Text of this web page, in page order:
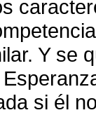
Y se
si él